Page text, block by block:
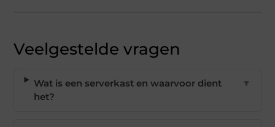
Veelgestelde vragen
Wat is een serverkast en waarvoor dient
het?
▼